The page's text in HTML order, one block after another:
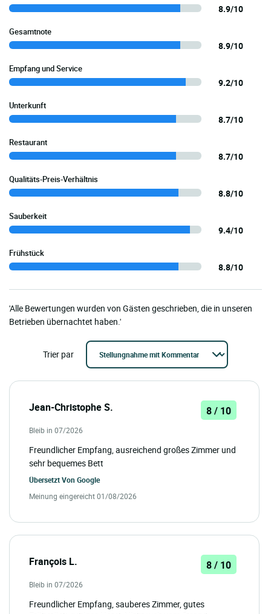
8.9/10
Gesamtnote
8.9/10
Empfang und Service
9.2/10
Unterkunft
8.7/10
Restaurant
8.7/10
Qualitäts-Preis-Verhältnis
8.8/10
Sauberkeit
9.4/10
Frühstück
8.8/10
'Alle Bewertungen wurden von Gästen geschrieben, die in unseren
Betrieben übernachtet haben.'
Trier par
Jean-Christophe S. 8 / 10
Bleib in 07/2026
Freundlicher Empfang, ausreichend großes Zimmer und
sehr bequemes Bett
Übersetzt Von Google
Meinung eingereicht 01/08/2026
François L. 8 / 10
Bleib in 07/2026
Freundlicher Empfang, sauberes Zimmer, gutes